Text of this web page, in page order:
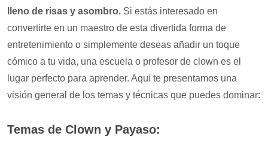
lleno de risas y asombro. Si estás interesado en
convertirte en un maestro de esta divertida forma de
entretenimiento o simplemente deseas añadir un toque
cómico a tu vida, una escuela o profesor de clown es el
lugar perfecto para aprender. Aquí te presentamos una
visión general de los temas y técnicas que puedes dominar:
Temas de Clown y Payaso: